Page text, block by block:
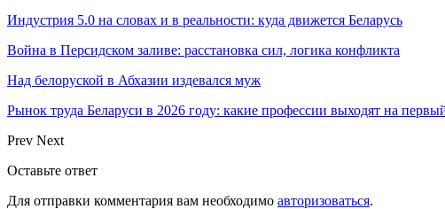
Индустрия 5.0 на словах и в реальности: куда движется Беларусь
Война в Персидском заливе: расстановка сил, логика конфликта
Над белоруской в Абхазии издевался муж
Рынок труда Беларуси в 2026 году: какие профессии выходят на
Prev Next
Оставьте ответ
Для отправки комментария вам необходимо авторизоваться.